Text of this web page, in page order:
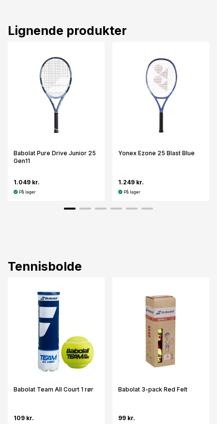
Lignende produkter
Babolat Pure Drive Junior 25
Gen11
1.049 kr.
På lager
Yonex Ezone 25 Blast Blue
1.249 kr.
På lager
Tennisbolde
Babolat Team All Court 1 rør
109 kr.
Babolat 3-pack Red Felt
99 kr.